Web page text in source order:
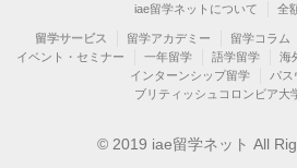
iae留学ネットについて
全
留学サービス 留学アカデミー 留学コラム
イベント・セミナー
一年留学 語学留学 海
インターンシップ留学
パス
ブリティッシュコロンビア大
© 2019 iae留学ネット All